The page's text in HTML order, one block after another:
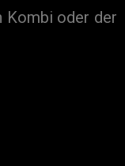
Kombi oder der